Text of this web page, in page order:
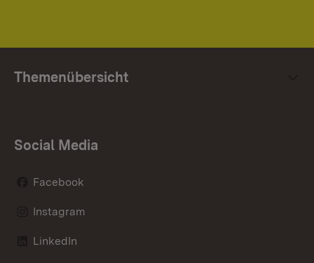
Themenübersicht
Social Media
Facebook
Instagram
LinkedIn